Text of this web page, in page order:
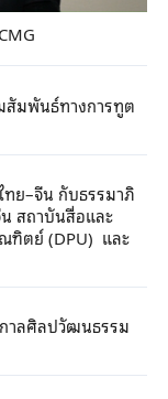
สัมพันธ์ทางการทูต
ย–จีน กับธรรมาภิ
สถาบันสื่อและ
ฑิตย์ (DPU) และ
กาลศิลปวัฒนธรรม